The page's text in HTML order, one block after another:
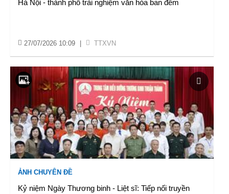
Hà Nội - thành phố trải nghiệm văn hóa ban đêm
27/07/2026 10:09 TTXVN
ẢNH CHUYÊN ĐỀ
Kỷ niệm Ngày Thương binh - Liệt sĩ: Tiếp nối truyền